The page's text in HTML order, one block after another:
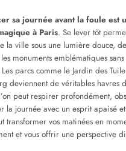
sa journée avant la foule est
à Paris. Se lever tôt
la ville sous une lumière douce,
monuments emblématiques sans
parcs comme le Jardin des
deviennent de véritables havres
peut respirer profondément,
la journée avec un esprit apaisé
transformer vos matinées en
et vous offrir une perspective